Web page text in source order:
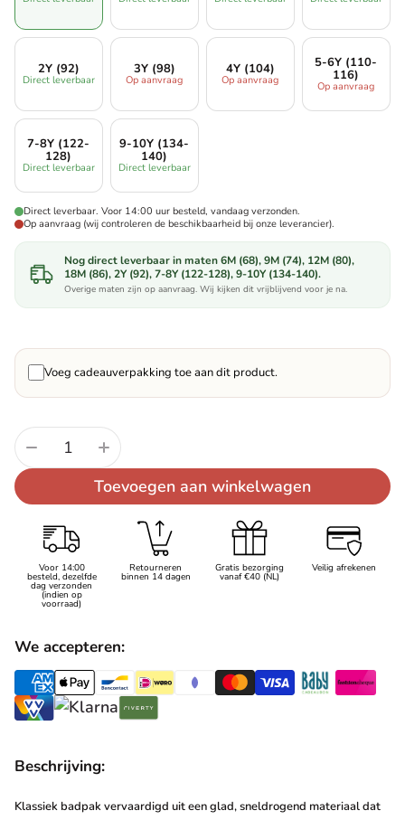
2Y (92)
Direct leverbaar
3Y (98)
Op aanvraag
4Y (104)
Op aanvraag
5-6Y (110-
116)
Op aanvraag
7-8Y (122-
128)
Direct leverbaar
9-10Y (134-
140)
Direct leverbaar
Direct leverbaar. Voor 14:00 uur besteld, vandaag verzonden.
Op aanvraag (wij controleren de beschikbaarheid bij onze leverancier).
Nog direct leverbaar in maten 6M (68), 9M (74), 12M (80),
18M (86), 2Y (92), 7-8Y (122-128), 9-10Y (134-140).
Overige maten zijn op aanvraag. Wij kijken dit vrijblijvend voor je na.
Voeg cadeauverpakking toe aan dit product.
Aantal:
Toevoegen aan winkelwagen
Voor 14:00
besteld, dezelfde
dag verzonden
(indien op
voorraad)
Retourneren
binnen 14 dagen
Gratis bezorging
vanaf €40 (NL)
Veilig afrekenen
We accepteren:
Beschrijving:
Klassiek badpak vervaardigd uit een glad, sneldrogend materiaal dat